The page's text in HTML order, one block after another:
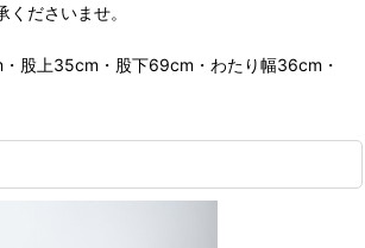
ださいませ。
股上35cm・股下69cm・わたり幅36cm・